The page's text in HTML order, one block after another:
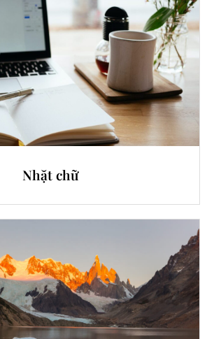
Nhặt chữ